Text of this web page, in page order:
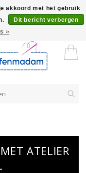
verkocht per 10 cm.
ATELIER
akkoord met het gebruik
Dit bericht verbergen
»